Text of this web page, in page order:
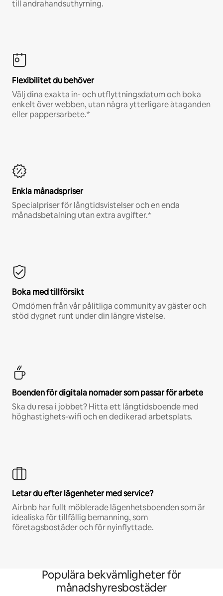
till andrahandsuthyrning.
Flexibilitet du behöver
Välj dina exakta in- och utflyttningsdatum och boka
enkelt över webben, utan några ytterligare åtaganden
eller pappersarbete.*
Enkla månadspriser
Specialpriser för långtidsvistelser och en enda
månadsbetalning utan extra avgifter.*
Boka med tillförsikt
Omdömen från vår pålitliga community av gäster och
stöd dygnet runt under din längre vistelse.
Boenden för digitala nomader som passar för arbete
Ska du resa i jobbet? Hitta ett långtidsboende med
höghastighets-wifi och en dedikerad arbetsplats.
Letar du efter lägenheter med service?
Airbnb har fullt möblerade lägenhetsboenden som är
idealiska för tillfällig bemanning, som
företagsbostäder och för nyinflyttade.
Populära bekvämligheter för
månadshyresbostäder